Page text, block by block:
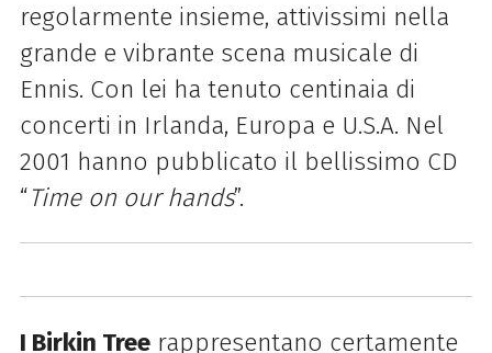
regolarmente insieme, attivissimi nella
grande e vibrante scena musicale di
Ennis. Con lei ha tenuto centinaia di
concerti in Irlanda, Europa e U.S.A. Nel
2001 hanno pubblicato il bellissimo CD
“Time on our hands”.
I Birkin Tree rappresentano certamente